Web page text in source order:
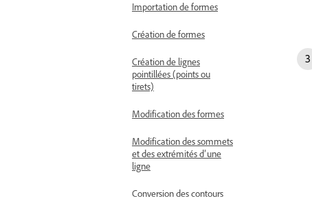
Importation de formes
Création de formes
Création de lignes
pointillées (points ou
tirets)
Modification des formes
Modification des sommets
et des extrémités d’une
ligne
Conversion des contours